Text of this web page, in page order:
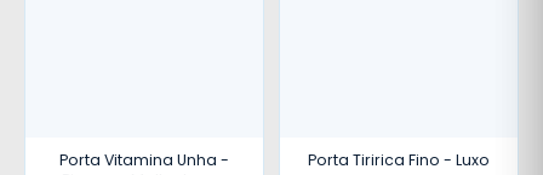
Porta Vitamina Unha -
Porta Tiririca Fino - Luxo